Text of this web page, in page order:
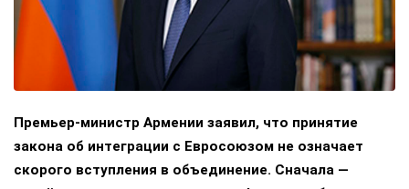
Премьер-министр Армении заявил, что принятие
закона об интеграции с Евросоюзом не означает
скорого вступления в объединение. Сначала —